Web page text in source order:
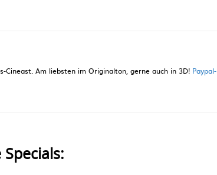
Cineast. Am liebsten im Originalton, gerne auch in 3D! Paypal-
Specials: